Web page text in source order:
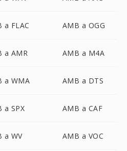
a FLAC AMB a OGG
a AMR AMB a M4A
a WMA AMB a DTS
a SPX AMB a CAF
a WV AMB a VOC